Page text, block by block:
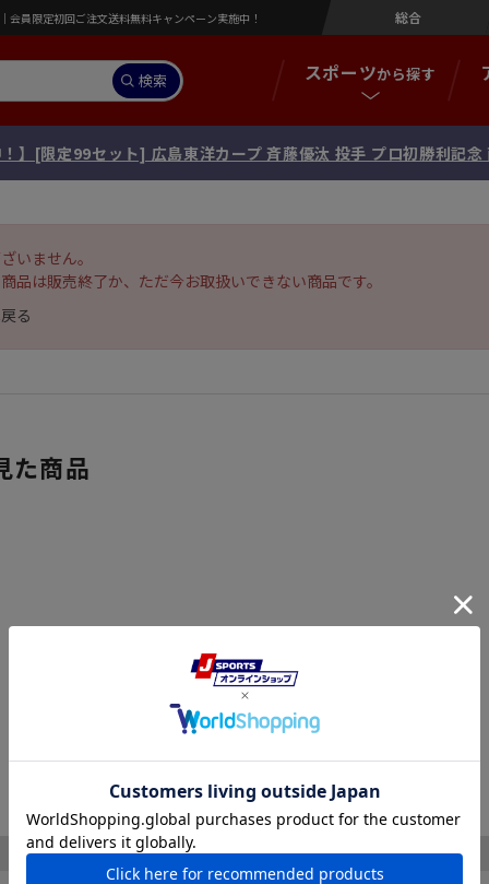
会員限定初回ご注文送料無料キャンペーン実施中！ 総合
検索 スポーツから探す
】[限定99セット] 広島東洋カープ 斉藤優汰 投手 プロ初勝利記
いません。
品は販売終了か、ただ今お取扱いできない商品です。
る
た商品